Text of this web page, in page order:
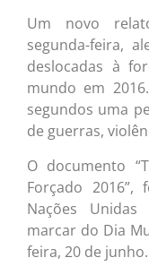
Um novo
segunda-feira,
deslocadas à
mundo em
segundos uma
de guerras,
O documento
Forçado
Nações
marcar do Dia
feira, 20 de junho.